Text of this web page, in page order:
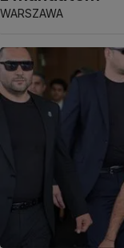
WARSZAWA